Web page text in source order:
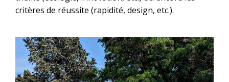
critères de réussite (rapidité, design, etc.).